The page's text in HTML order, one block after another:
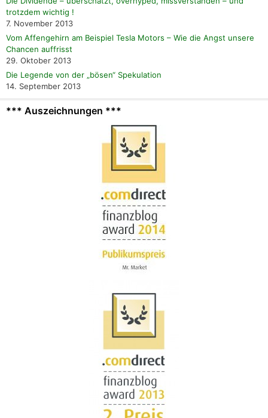
trotzdem wichtig !
7. November 2013
Vom Affengehirn am Beispiel Tesla Motors – Wie die Angst unsere
Chancen auffrisst
29. Oktober 2013
Die Legende von der „bösen“ Spekulation
14. September 2013
*** Auszeichnungen ***